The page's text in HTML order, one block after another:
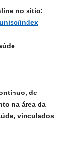
no sitio:
index
de
na área da
vinculados